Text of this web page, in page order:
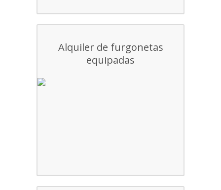
Alquiler de furgonetas
equipadas